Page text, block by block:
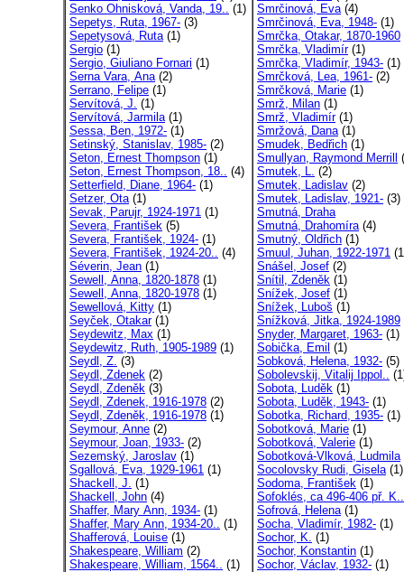
Senko Ohnisková, Vanda, 19.. (1)
Sepetys, Ruta, 1967- (3)
Sepetysová, Ruta(1)
Sergio (1)
Sergio, Giuliano Fornari (1)
Serna Vara, Ana(2)
Serrano, Felipe (1)
Servítová, J. (1)
Servítová, Jarmila(1)
Sessa, Ben, 1972- (1)
Setinský, Stanislav, 1985- (2)
Seton, Ernest Thompson (1)
Seton, Ernest Thompson, 18.. (4)
Setterfield, Diane, 1964- (1)
Setzer, Ota(1)
Sevak, Parujr, 1924-1971 (1)
Severa, František (5)
Severa, František, 1924- (1)
Severa, František, 1924-20.. (4)
Séverin, Jean (1)
Sewell, Anna, 1820-1878 (1)
Sewell, Anna, 1820-1978 (1)
Sewellová, Kitty (1)
Seyček, Otakar(1)
Seydewitz, Max (1)
Seydewitz, Ruth, 1905-1989 (1)
Seydl, Z. (3)
Seydl, Zdenek (2)
Seydl, Zdeněk (3)
Seydl, Zdenek, 1916-1978 (2)
Seydl, Zdeněk, 1916-1978 (1)
Seymour, Anne (2)
Seymour, Joan, 1933- (2)
Sezemský, Jaroslav (1)
Sgallová, Eva, 1929-1961 (1)
Shackell, J. (1)
Shackell, John (4)
Shaffer, Mary Ann, 1934- (1)
Shaffer, Mary Ann, 1934-20.. (1)
Shafferová, Louise (1)
Shakespeare, William (2)
Shakespeare, William, 1564.. (1)
Smrčinová, Eva(4)
Smrčinová, Eva, 1948- (1)
Smrčka, Otakar, 1870-1960
Smrčka, Vladimír(1)
Smrčka, Vladimír, 1943- (1)
Smrčková, Lea, 1961- (2)
Smrčková, Marie (1)
Smrž, Milan (1)
Smrž, Vladimír(1)
Smržová, Dana(1)
Smudek, Bedřich (1)
Smullyan, Raymond Merrill
Smutek, L. (2)
Smutek, Ladislav (2)
Smutek, Ladislav, 1921- (3)
Smutná, Draha
Smutná, Drahomíra(4)
Smutný, Oldřich (1)
Smuul, Juhan, 1922-1971
Snášel, Josef (2)
Snítil, Zdeněk (1)
Snížek, Josef (1)
Snížek, Luboš (1)
Snížková, Jitka, 1924-1989
Snyder, Margaret, 1963- (1)
Sobička, Emil (1)
Sobková, Helena, 1932- (5)
Sobolevskij, Vitalij Ippol..
Sobota, Luděk (1)
Sobota, Luděk, 1943- (1)
Sobotka, Richard, 1935- (1)
Sobotková, Marie (1)
Sobotková, Valerie (1)
Sobotková-Vlková, Ludmila
Socolovsky Rudi, Gisela(1)
Sodoma, František (1)
Sofoklés, ca 496-406 př. K..
Sofrová, Helena(1)
Socha, Vladimír, 1982- (1)
Sochor, K. (1)
Sochor, Konstantin (1)
Sochor, Václav, 1932- (1)